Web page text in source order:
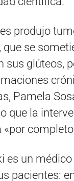
produjo
que se
sus glúteos,
Pamela
que la
es un
pacientes: